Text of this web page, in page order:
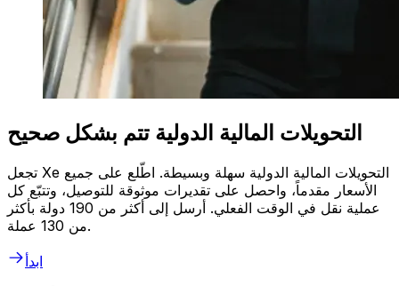
التحويلات المالية الدولية تتم بشكل صحيح
تجعل Xe التحويلات المالية الدولية سهلة وبسيطة. اطّلع على جميع
الأسعار مقدماً، واحصل على تقديرات موثوقة للتوصيل، وتتبّع كل
عملية نقل في الوقت الفعلي. أرسل إلى أكثر من 190 دولة بأكثر
من 130 عملة.
ابدأ